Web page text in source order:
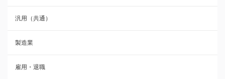
汎用（共通）
製造業
雇用・退職